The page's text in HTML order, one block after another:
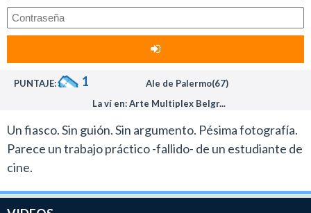
PUNTAJE: 1
Ale de Palermo(67)
La ví en: Arte Multiplex Belgr...
Un fiasco. Sin guión. Sin argumento. Pésima fotografía.
Parece un trabajo práctico -fallido- de un estudiante de
cine.